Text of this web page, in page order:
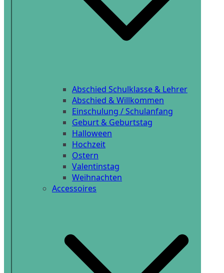
Abschied Schulklasse & Lehrer
Abschied & Willkommen
Einschulung / Schulanfang
Geburt & Geburtstag
Halloween
Hochzeit
Ostern
Valentinstag
Weihnachten
Accessoires